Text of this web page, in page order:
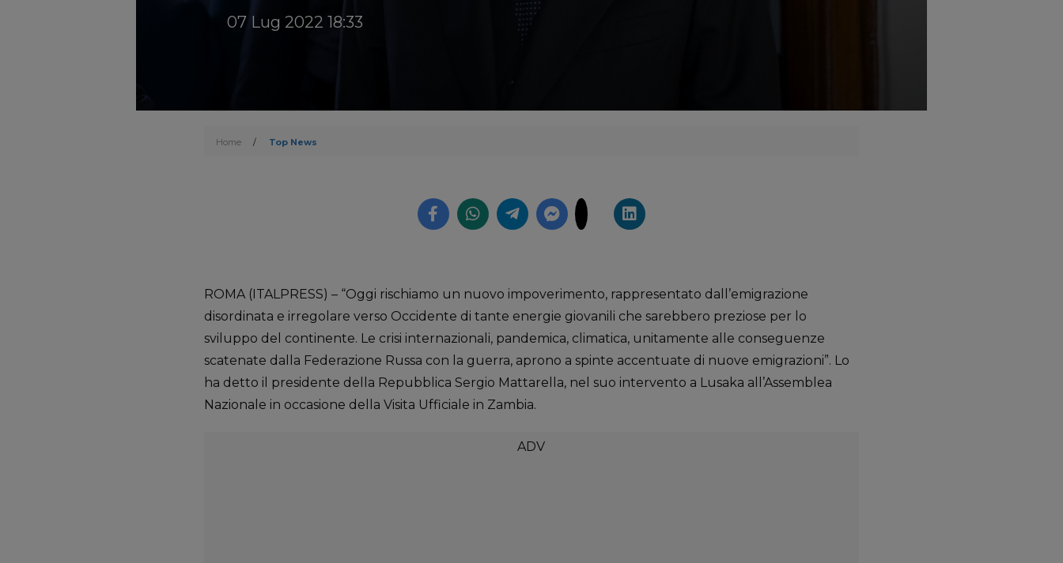
07 Lug 2022 18:33
Home / Top News
ROMA (ITALPRESS) – “Oggi rischiamo un nuovo impoverimento, rappresentato dall’emigrazione
disordinata e irregolare verso Occidente di tante energie giovanili che sarebbero preziose per lo
sviluppo del continente. Le crisi internazionali, pandemica, climatica, unitamente alle conseguenze
scatenate dalla Federazione Russa con la guerra, aprono a spinte accentuate di nuove emigrazioni”. Lo
ha detto il presidente della Repubblica Sergio Mattarella, nel suo intervento a Lusaka all’Assemblea
Nazionale in occasione della Visita Ufficiale in Zambia.